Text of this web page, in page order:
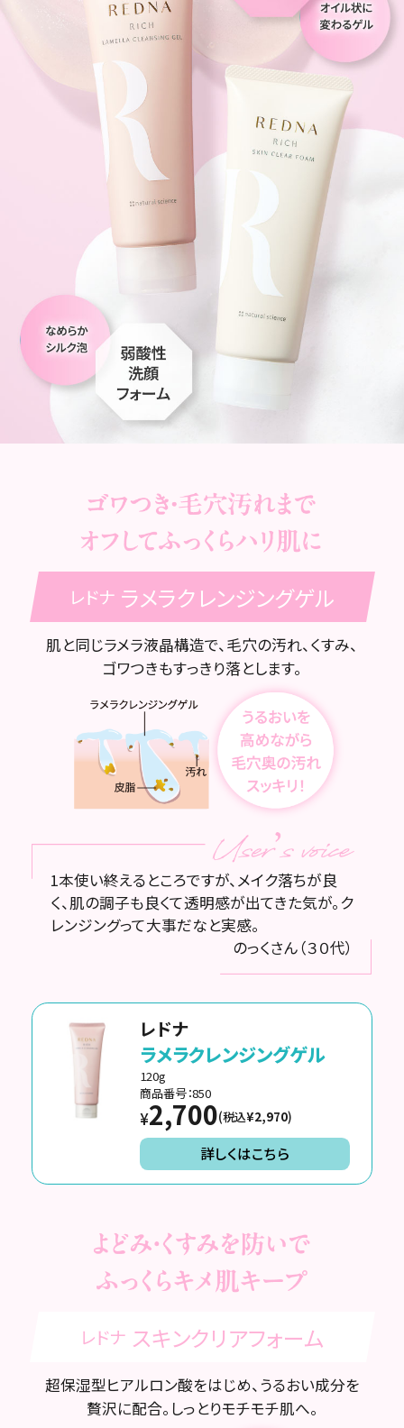
レドナ ラメラクレンジングゲル
肌と同じラメラ液晶構造で、毛穴の汚れ、くすみ、
ゴワつきもすっきり落とします。
1本使い終えるところですが、メイク落ちが良
く、肌の調子も良くて透明感が出てきた気が。ク
レンジングって大事だなと実感。
のっくさん（３０代）
レドナ
ラメラクレンジングゲル
120g
商品番号：850
¥2,700(税込¥2,970)
詳しくはこちら
レドナ スキンクリアフォーム
超保湿型ヒアルロン酸をはじめ、うるおい成分を
贅沢に配合。しっとりモチモチ肌へ。